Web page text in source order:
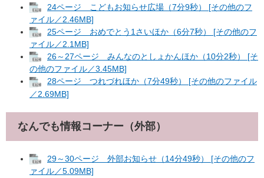
24ページ こどもお知らせ広場（7分9秒） [その他のフ
ァイル／2.46MB]
25ページ おめでとう1さいほか（6分7秒） [その他のフ
ァイル／2.1MB]
26～27ページ みんなのとしょかんほか（10分2秒） [そ
の他のファイル／3.45MB]
28ページ つれづれほか（7分49秒） [その他のファイル
／2.69MB]
なんでも情報コーナー（外部）
29～30ページ 外部お知らせ（14分49秒） [その他のフ
ァイル／5.09MB]